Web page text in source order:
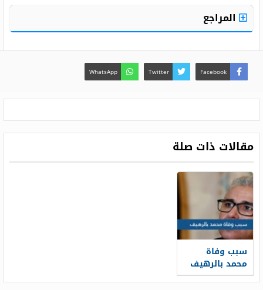
المراجع
Facebook
Twitter
WhatsApp
مقالات ذات صلة
سبب وفاة
محمد بالرهيف